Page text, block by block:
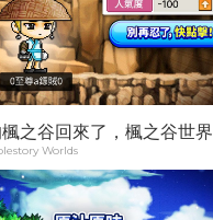
之谷回來了，楓之谷世界
Worlds